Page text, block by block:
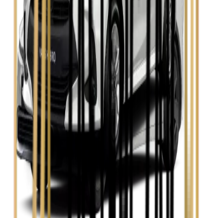
Zobacz
Skoda Kamiq
Zobacz
Skoda Octavia
Zobacz
Toyota Avensis
Zobacz
Toyota Camry
Zobacz
Toyota Corolla
Toyota Prius